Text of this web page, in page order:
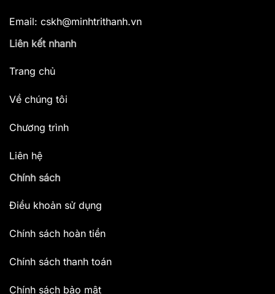
Email: cskh@minhtrithanh.vn
Liên kết nhanh
Trang chủ
Về chúng tôi
Chương trình
Liên hệ
Chính sách
Điều khoản sử dụng
Chính sách hoàn tiền
Chính sách thanh toán
Chính sách bảo mật